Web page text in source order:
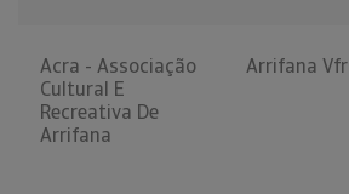
Acra - Associação
Cultural E
Recreativa De
Arrifana
Arrifana Vfr